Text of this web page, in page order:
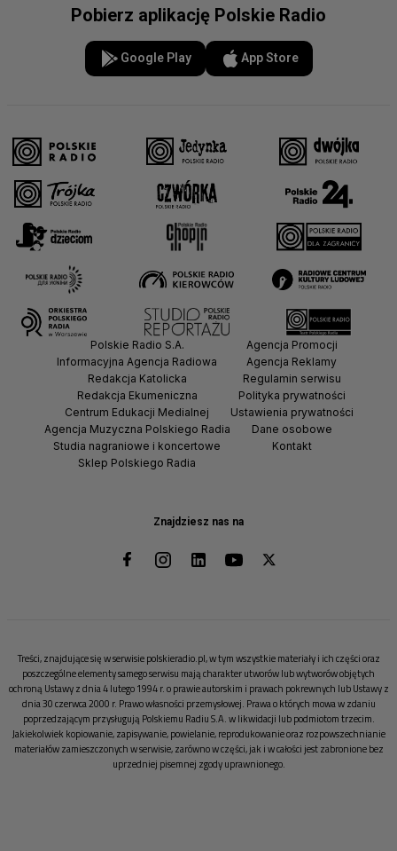
Pobierz aplikację Polskie Radio
Google Play App Store
Znajdziesz nas na
Polskie Radio S.A.
Informacyjna Agencja Radiowa
Redakcja Katolicka
Redakcja Ekumeniczna
Centrum Edukacji Medialnej
Agencja Muzyczna Polskiego Radia
Studia nagraniowe i koncertowe
Sklep Polskiego Radia
Agencja Promocji
Agencja Reklamy
Regulamin serwisu
Polityka prywatności
Ustawienia prywatności
Dane osobowe
Kontakt
Treści, znajdujące się w serwisie polskieradio.pl, w tym wszystkie materiały i ich części oraz
poszczególne elementy samego serwisu mają charakter utworów lub wytworów objętych
ochroną Ustawy z dnia 4 lutego 1994 r. o prawie autorskim i prawach pokrewnych lub Ustawy z
dnia 30 czerwca 2000 r. Prawo własności przemysłowej. Prawa o których mowa w zdaniu
poprzedzającym przysługują Polskiemu Radiu S.A. w likwidacji lub podmiotom trzecim.
Jakiekolwiek kopiowanie, zapisywanie, powielanie, reprodukowanie oraz rozpowszechnianie
materiałów zamieszczonych w serwisie, zarówno w części, jak i w całości jest zabronione bez
uprzedniej pisemnej zgody uprawnionego.